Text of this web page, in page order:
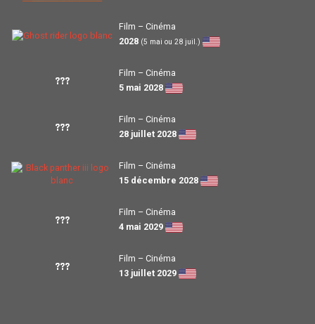
Film – Cinéma
2028 (5 mai ou 28 juil.)
???
Film – Cinéma
5 mai 2028
???
Film – Cinéma
28 juillet 2028
Film – Cinéma
15 décembre 2028
???
Film – Cinéma
4 mai 2029
???
Film – Cinéma
13 juillet 2029